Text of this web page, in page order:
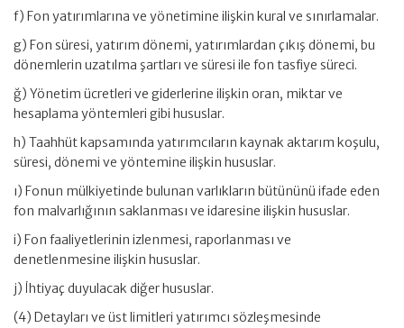
f) Fon yatırımlarına ve yönetimine ilişkin kural ve sınırlamalar.
g) Fon süresi, yatırım dönemi, yatırımlardan çıkış dönemi, bu
dönemlerin uzatılma şartları ve süresi ile fon tasfiye süreci.
ğ) Yönetim ücretleri ve giderlerine ilişkin oran, miktar ve
hesaplama yöntemleri gibi hususlar.
h) Taahhüt kapsamında yatırımcıların kaynak aktarım koşulu,
süresi, dönemi ve yöntemine ilişkin hususlar.
ı) Fonun mülkiyetinde bulunan varlıkların bütününü ifade eden
fon malvarlığının saklanması ve idaresine ilişkin hususlar.
i) Fon faaliyetlerinin izlenmesi, raporlanması ve
denetlenmesine ilişkin hususlar.
j) İhtiyaç duyulacak diğer hususlar.
(4) Detayları ve üst limitleri yatırımcı sözleşmesinde